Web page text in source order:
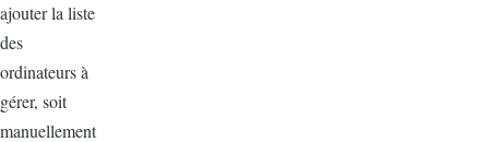
ajouter la liste
des
ordinateurs à
gérer, soit
manuellement